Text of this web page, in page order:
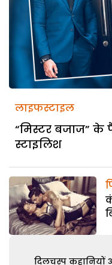
लाइफस्टाइल
“मिस्टर बजाज”
स्टाइलिश
दिलचस्प